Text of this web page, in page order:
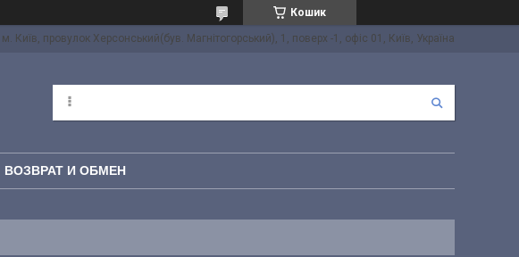
Кошик
м. Київ, провулок Херсонський(був. Магнітогорський), 1, поверх -1, офіс 01, Київ, Україна
ВОЗВРАТ И ОБМЕН